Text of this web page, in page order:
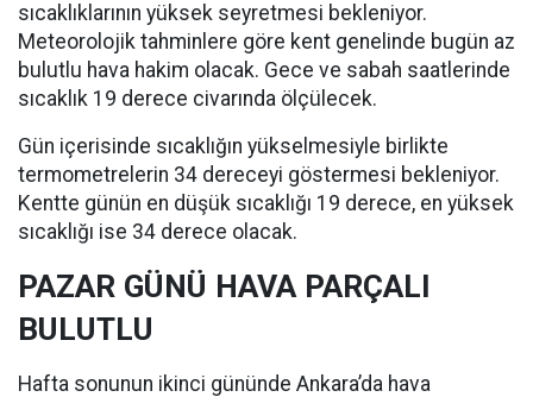
sıcaklıklarının yüksek seyretmesi bekleniyor.
Meteorolojik tahminlere göre kent genelinde bugün az
bulutlu hava hakim olacak. Gece ve sabah saatlerinde
sıcaklık 19 derece civarında ölçülecek.
Gün içerisinde sıcaklığın yükselmesiyle birlikte
termometrelerin 34 dereceyi göstermesi bekleniyor.
Kentte günün en düşük sıcaklığı 19 derece, en yüksek
sıcaklığı ise 34 derece olacak.
PAZAR GÜNÜ HAVA PARÇALI
BULUTLU
Hafta sonunun ikinci gününde Ankara’da hava